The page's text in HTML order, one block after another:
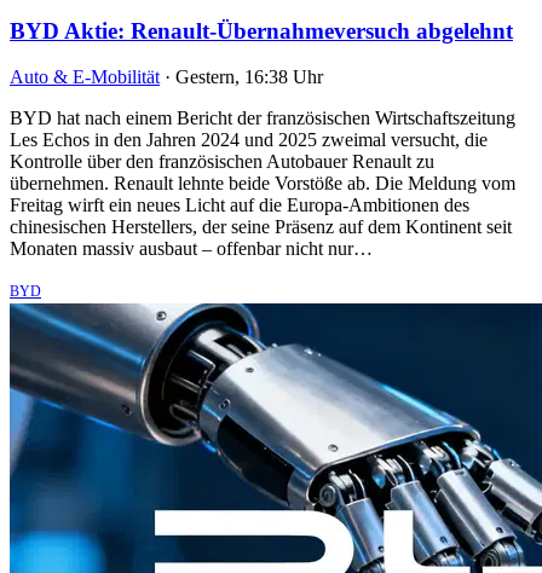
BYD Aktie: Renault-Übernahmeversuch abgelehnt
Auto & E-Mobilität · Gestern, 16:38 Uhr
BYD hat nach einem Bericht der französischen Wirtschaftszeitung
Les Echos in den Jahren 2024 und 2025 zweimal versucht, die
Kontrolle über den französischen Autobauer Renault zu
übernehmen. Renault lehnte beide Vorstöße ab. Die Meldung vom
Freitag wirft ein neues Licht auf die Europa-Ambitionen des
chinesischen Herstellers, der seine Präsenz auf dem Kontinent seit
Monaten massiv ausbaut – offenbar nicht nur…
BYD